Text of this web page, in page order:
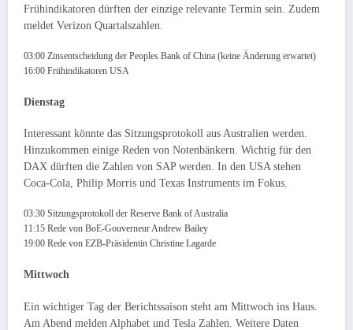
Frühindikatoren dürften der einzige relevante Termin sein. Zudem
meldet Verizon Quartalszahlen.
03:00 Zinsentscheidung der Peoples Bank of China (keine Änderung erwartet)
16:00 Frühindikatoren USA
Dienstag
Interessant könnte das Sitzungsprotokoll aus Australien werden.
Hinzukommen einige Reden von Notenbänkern. Wichtig für den
DAX dürften die Zahlen von SAP werden. In den USA stehen
Coca-Cola, Philip Morris und Texas Instruments im Fokus.
03:30 Sitzungsprotokoll der Reserve Bank of Australia
11:15 Rede von BoE-Gouverneur Andrew Bailey
19:00 Rede von EZB-Präsidentin Christine Lagarde
Mittwoch
Ein wichtiger Tag der Berichtssaison steht am Mittwoch ins Haus.
Am Abend melden Alphabet und Tesla Zahlen. Weitere Daten